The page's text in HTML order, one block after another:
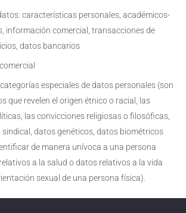
características personales, académicos-
información comercial, transacciones de
datos bancarios
especiales de datos personales (son
que revelen el origen étnico o racial, las
las convicciones religiosas o filosóficas,
sindical, datos genéticos, datos biométricos
de manera unívoca a una persona
a la salud o datos relativos a la vida
sexual de una persona física).